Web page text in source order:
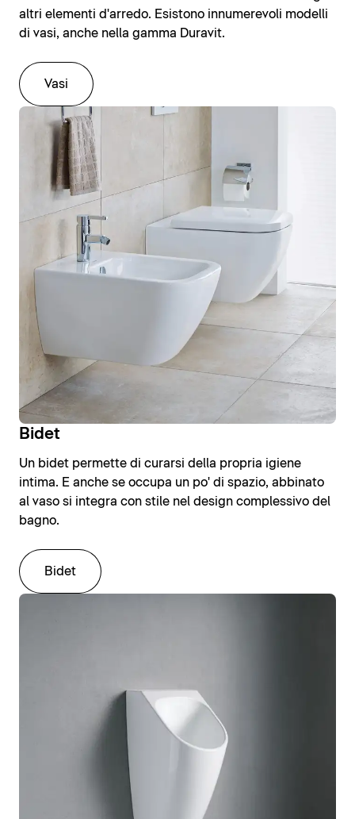
altri elementi d'arredo. Esistono innumerevoli modelli
di vasi, anche nella gamma Duravit.
Vasi
Bidet
Un bidet permette di curarsi della propria igiene
intima. E anche se occupa un po' di spazio, abbinato
al vaso si integra con stile nel design complessivo del
bagno.
Bidet